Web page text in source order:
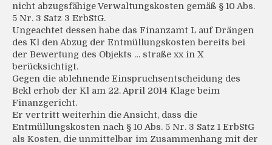
nicht abzugsfähige Verwaltungskosten gemäß § 10 Abs.
5 Nr. 3 Satz 3 ErbStG.
Ungeachtet dessen habe das Finanzamt L auf Drängen
des Kl den Abzug der Entmüllungskosten bereits bei
der Bewertung des Objekts … straße xx in X
berücksichtigt.
Gegen die ablehnende Einspruchsentscheidung des
Bekl erhob der Kl am 22. April 2014 Klage beim
Finanzgericht.
Er vertritt weiterhin die Ansicht, dass die
Entmüllungskosten nach § 10 Abs. 5 Nr. 3 Satz 1 ErbStG
als Kosten, die unmittelbar im Zusammenhang mit der